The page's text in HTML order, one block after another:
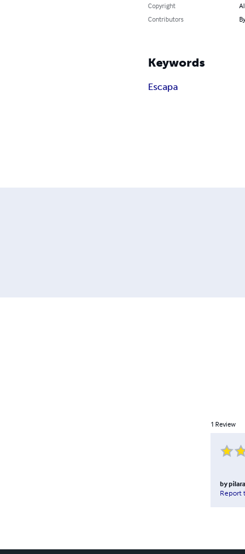
Copyright
Contributors
Keywords
Escapa
1 Review
by
Report